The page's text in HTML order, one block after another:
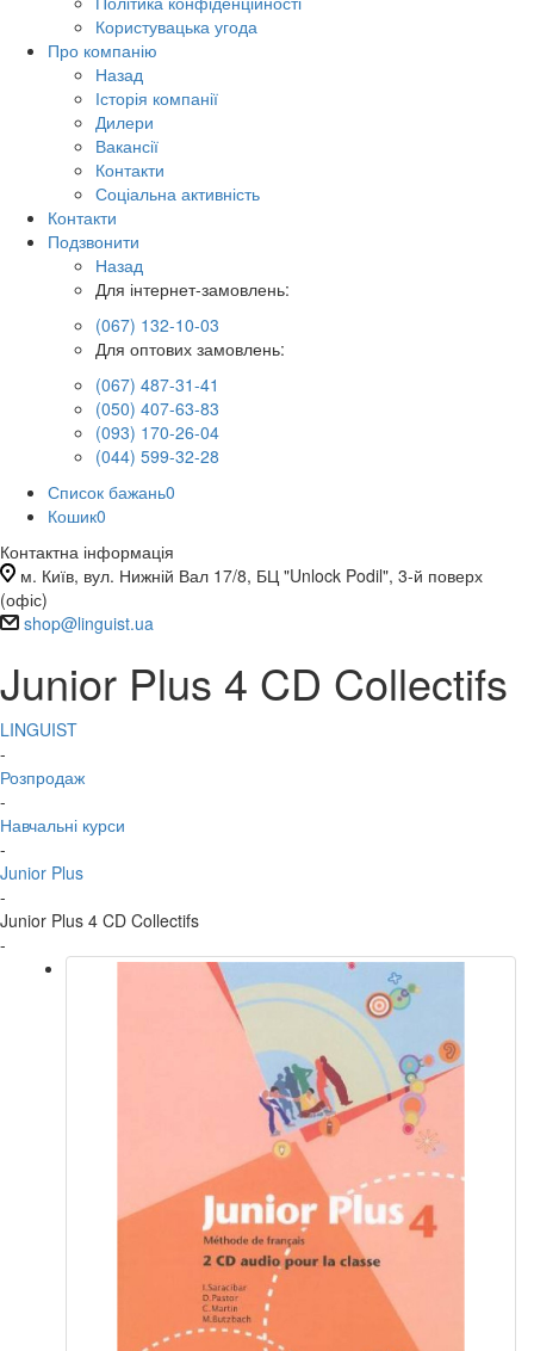
Користувацька угода
Про компанію
Назад
Історія компанії
Дилери
Вакансії
Контакти
Соціальна активність
Контакти
Подзвонити
Назад
Для інтернет-замовлень:
(067) 132-10-03
Для оптових замовлень:
(067) 487-31-41
(050) 407-63-83
(093) 170-26-04
(044) 599-32-28
Список бажань0
Кошик0
Контактна інформація
м. Київ, вул. Нижній Вал 17/8, БЦ "Unlock Podil", 3-й поверх
(офіс)
shop@linguist.ua
Junior Plus 4 CD Collectifs
LINGUIST
-
Розпродаж
-
Навчальні курси
-
Junior Plus
-
Junior Plus 4 CD Collectifs
-